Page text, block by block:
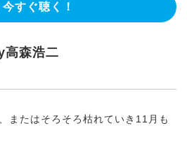
今すぐ聴く！
高森浩二
またはそろそろ枯れていき11月も